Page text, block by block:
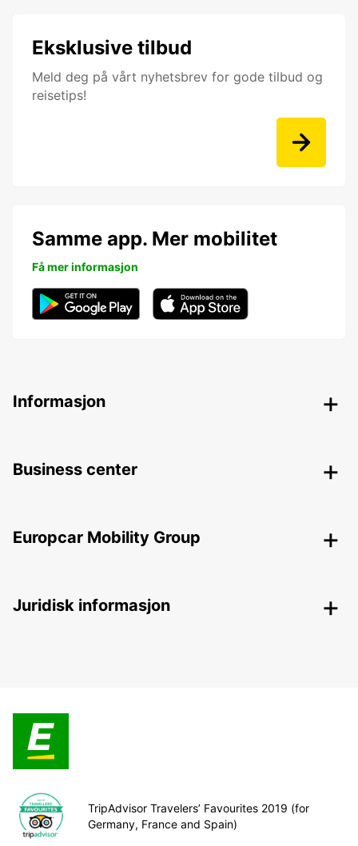
Eksklusive tilbud
Meld deg på vårt nyhetsbrev for gode tilbud og
reisetips!
Samme app. Mer mobilitet
Få mer informasjon
Informasjon
Business center
Europcar Mobility Group
Juridisk informasjon
TripAdvisor Travelers’ Favourites 2019 (for
Germany, France and Spain)